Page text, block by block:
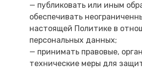
— публиковать или иным
обеспечивать
настоящей Политике в
персональных данных;
— принимать правовые,
технические меры для